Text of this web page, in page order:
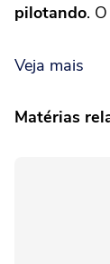
pilotando.
Veja mais
Matérias